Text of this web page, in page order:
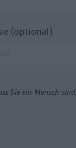
(optional)
Sie ein Mensch